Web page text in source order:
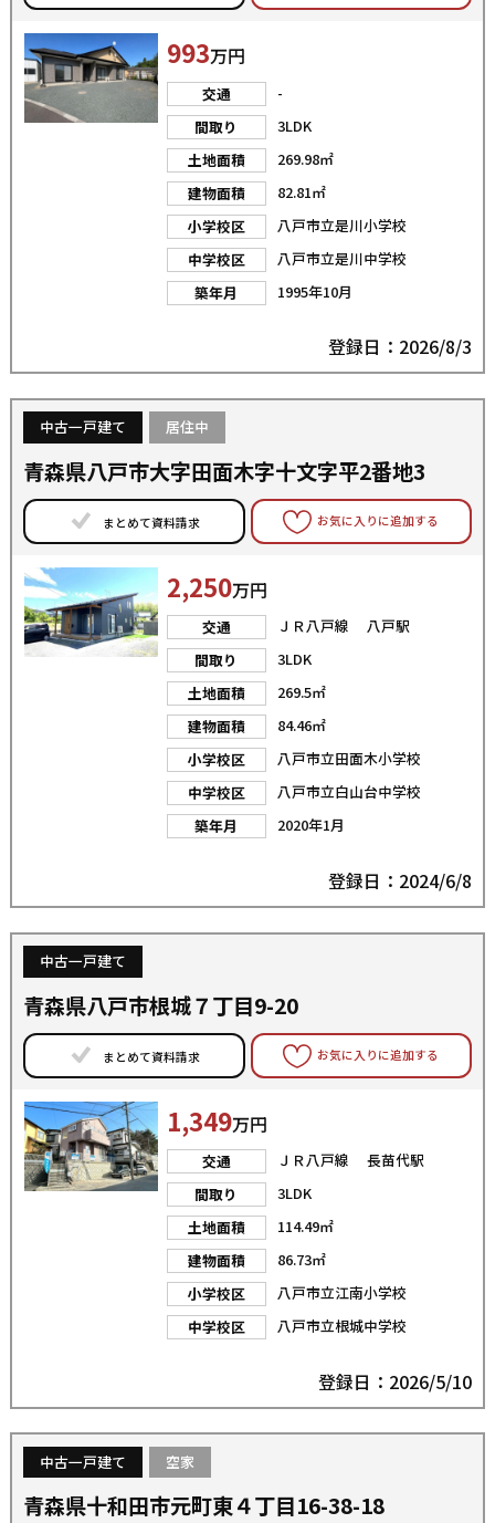
993万円
交通
-
間取り
3LDK
土地面積
269.98㎡
建物面積
82.81㎡
小学校区
八戸市立是川小学校
中学校区
八戸市立是川中学校
築年月
1995年10月
登録日：2026/8/3
中古一戸建て 居住中
青森県八戸市大字田面木字十文字平2番地3
まとめて資料請求 お気に入りに追加する
2,250万円
交通
ＪＲ八戸線 八戸駅
間取り
3LDK
土地面積
269.5㎡
建物面積
84.46㎡
小学校区
八戸市立田面木小学校
中学校区
八戸市立白山台中学校
築年月
2020年1月
登録日：2024/6/8
中古一戸建て
青森県八戸市根城７丁目9-20
まとめて資料請求 お気に入りに追加する
1,349万円
交通
ＪＲ八戸線 長苗代駅
間取り
3LDK
土地面積
114.49㎡
建物面積
86.73㎡
小学校区
八戸市立江南小学校
中学校区
八戸市立根城中学校
登録日：2026/5/10
中古一戸建て 空家
青森県十和田市元町東４丁目16-38-18